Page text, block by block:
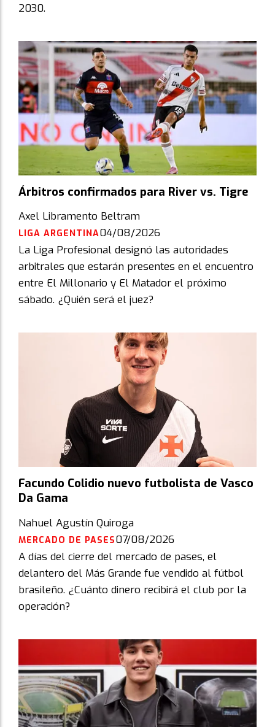
2030.
Árbitros confirmados para River vs. Tigre
Axel Libramento Beltram
LIGA ARGENTINA04/08/2026
La Liga Profesional designó las autoridades
arbitrales que estarán presentes en el encuentro
entre El Millonario y El Matador el próximo
sábado. ¿Quién será el juez?
Facundo Colidio nuevo futbolista de Vasco
Da Gama
Nahuel Agustín Quiroga
MERCADO DE PASES07/08/2026
A días del cierre del mercado de pases, el
delantero del Más Grande fue vendido al fútbol
brasileño. ¿Cuánto dinero recibirá el club por la
operación?